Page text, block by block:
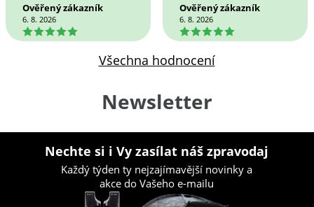
Ověřený zákazník
6. 8. 2026
5
Ověřený zákazník
6. 8. 2026
5
Všechna hodnocení
Newsletter
Nechte si i Vy zasílat náš zpravodaj
Každý týden ty nejzajímavější novinky a
akce do Vašeho e-mailu